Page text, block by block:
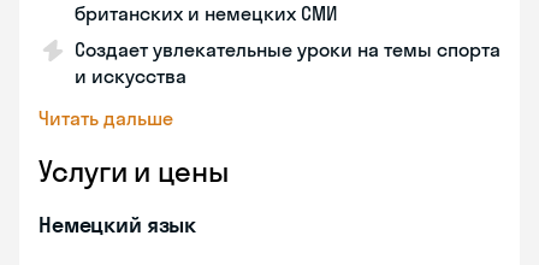
британских и немецких СМИ
Создает увлекательные уроки на темы спорта
и искусства
Читать дальше
Услуги и цены
Немецкий язык